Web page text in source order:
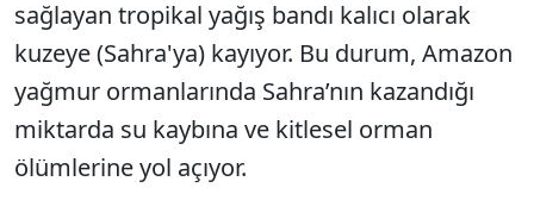
sağlayan tropikal yağış bandı kalıcı olarak
kuzeye (Sahra'ya) kayıyor. Bu durum, Amazon
yağmur ormanlarında Sahra’nın kazandığı
miktarda su kaybına ve kitlesel orman
ölümlerine yol açıyor.